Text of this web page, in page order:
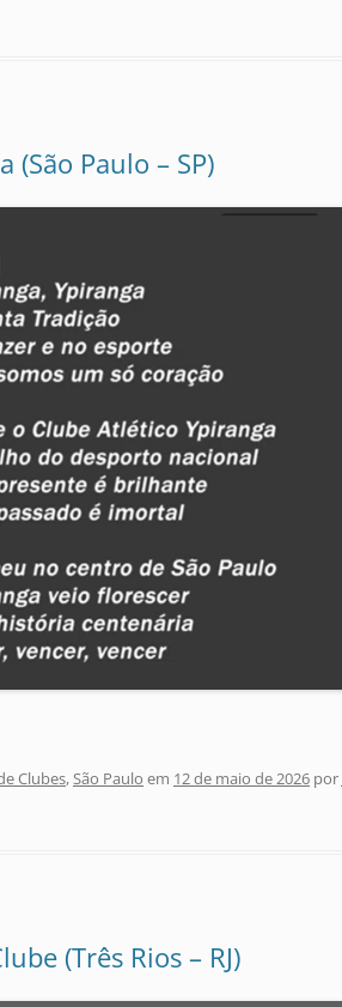
Paulo – SP)
Clubes,São Paulo em 12 de maio de 2026 por
(Três Rios – RJ)